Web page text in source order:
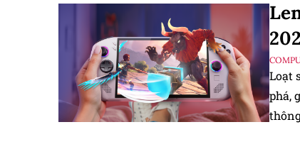
Loạt
phá,